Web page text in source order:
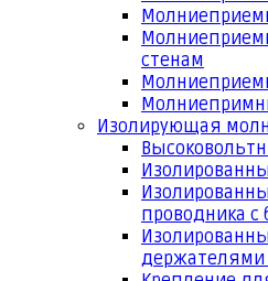
стенам
Изолирующая
проводника
держателями